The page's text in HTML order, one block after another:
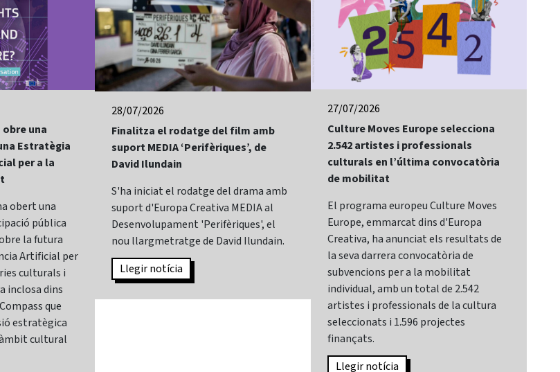
una
Estratègia
per a la
obert una
pública
la futura
Artificial per
culturals i
inclosa dins
que
estratègica
cultural
28/07/2026
Finalitza el rodatge del film amb
suport MEDIA ‘Perifèriques’, de
David Ilundain
S'ha iniciat el rodatge del drama amb
suport d'Europa Creativa MEDIA al
Desenvolupament 'Perifèriques', el
nou llargmetratge de David Ilundain.
Llegir notícia
27/07/2026
Culture Moves Europe selecciona
2.542 artistes i professionals
culturals en l’última convocatòria
de mobilitat
El programa europeu Culture Moves
Europe, emmarcat dins d'Europa
Creativa, ha anunciat els resultats de
la seva darrera convocatòria de
subvencions per a la mobilitat
individual, amb un total de 2.542
artistes i professionals de la cultura
seleccionats i 1.596 projectes
finançats.
Llegir notícia